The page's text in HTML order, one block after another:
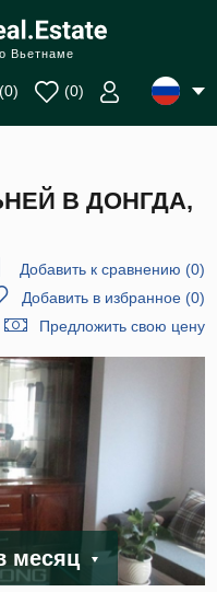
Вьетнаме
(0) (0)
В ДОНГДА,
Добавить к сравнению (0)
Добавить в избранное(0)
Предложить свою цену
месяц